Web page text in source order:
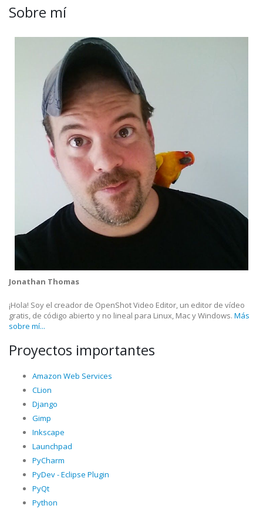
Sobre mí
Jonathan Thomas
¡Hola! Soy el creador de OpenShot Video Editor, un editor de vídeo
gratis, de código abierto y no lineal para Linux, Mac y Windows. Más
sobre mí...
Proyectos importantes
Amazon Web Services
CLion
Django
Gimp
Inkscape
Launchpad
PyCharm
PyDev - Eclipse Plugin
PyQt
Python